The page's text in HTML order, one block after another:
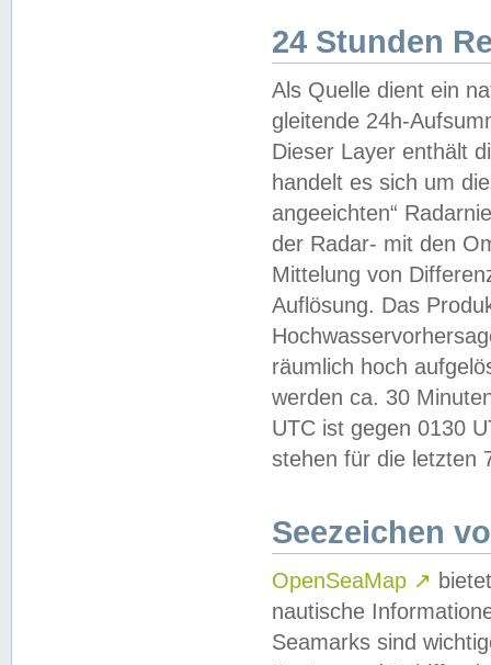
24 Stunden
Als Quelle dient ein
gleitende 24h-
Dieser Layer enthält
handelt es sich um
angeeichten“
der Radar- mit den
Mittelung von
Auflösung. Das
räumlich hoch
werden ca. 30
UTC ist gegen 0130
stehen für die letzten
Seezeichen
OpenSeaMap ↗
nautische
Seamarks sind